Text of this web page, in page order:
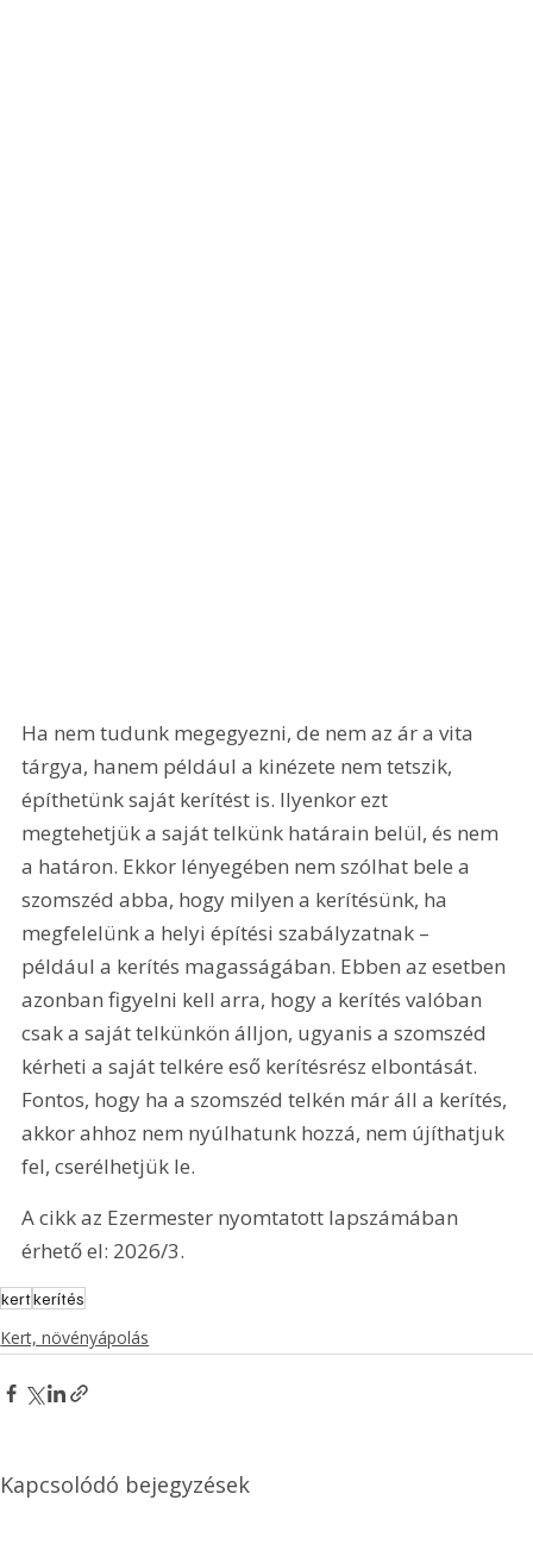
Ha nem tudunk megegyezni, de nem az ár a vita
tárgya, hanem például a kinézete nem tetszik,
építhetünk saját kerítést is. Ilyenkor ezt
megtehetjük a saját telkünk határain belül, és nem
a határon. Ekkor lényegében nem szólhat bele a
szomszéd abba, hogy milyen a kerítésünk, ha
megfelelünk a helyi építési szabályzatnak –
például a kerítés magasságában. Ebben az esetben
azonban figyelni kell arra, hogy a kerítés valóban
csak a saját telkünkön álljon, ugyanis a szomszéd
kérheti a saját telkére eső kerítésrész elbontását.
Fontos, hogy ha a szomszéd telkén már áll a kerítés,
akkor ahhoz nem nyúlhatunk hozzá, nem újíthatjuk
fel, cserélhetjük le.
A cikk az Ezermester nyomtatott lapszámában
érhető el: 2026/3.
kertkerítés
Kert, növényápolás
Kapcsolódó bejegyzések